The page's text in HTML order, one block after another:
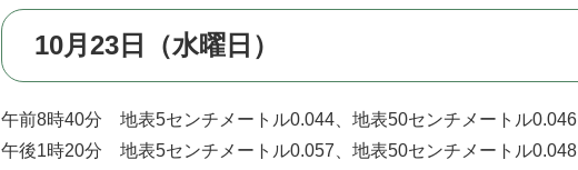
10月23日（水曜日）
午前8時40分 地表5センチメートル0.044、地表50センチメートル0.046
午後1時20分 地表5センチメートル0.057、地表50センチメートル0.048